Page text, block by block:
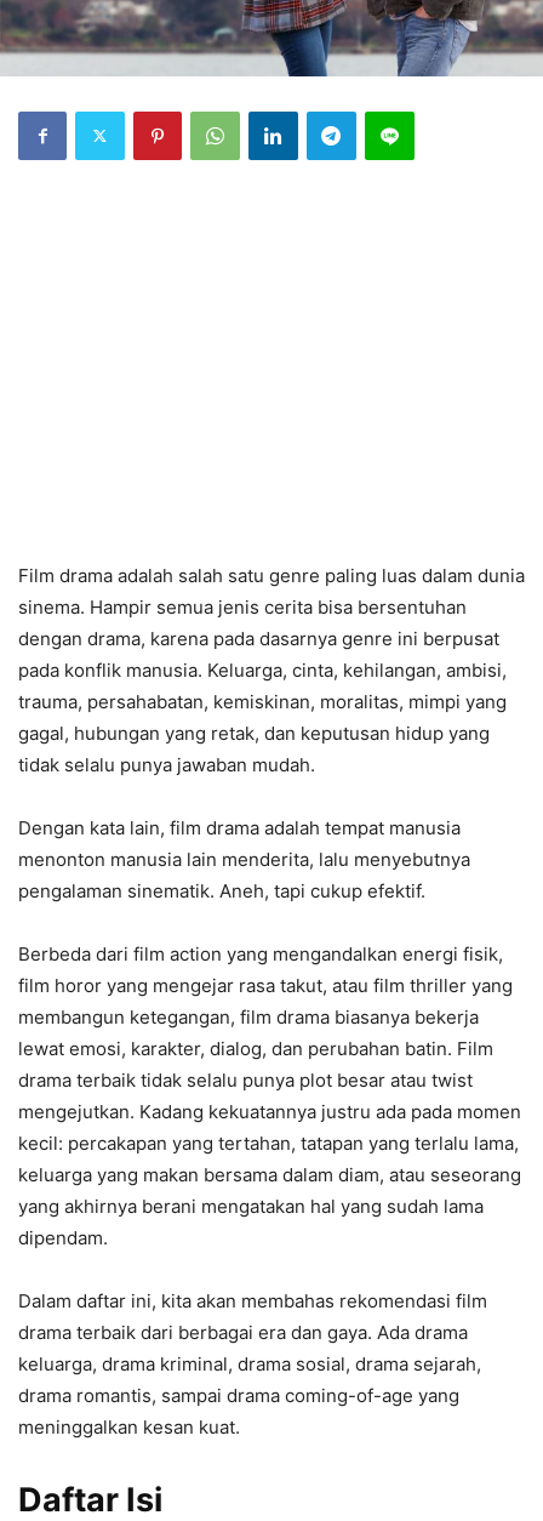
Film drama adalah salah satu genre paling luas dalam dunia
sinema. Hampir semua jenis cerita bisa bersentuhan
dengan drama, karena pada dasarnya genre ini berpusat
pada konflik manusia. Keluarga, cinta, kehilangan, ambisi,
trauma, persahabatan, kemiskinan, moralitas, mimpi yang
gagal, hubungan yang retak, dan keputusan hidup yang
tidak selalu punya jawaban mudah.
Dengan kata lain, film drama adalah tempat manusia
menonton manusia lain menderita, lalu menyebutnya
pengalaman sinematik. Aneh, tapi cukup efektif.
Berbeda dari film action yang mengandalkan energi fisik,
film horor yang mengejar rasa takut, atau film thriller yang
membangun ketegangan, film drama biasanya bekerja
lewat emosi, karakter, dialog, dan perubahan batin. Film
drama terbaik tidak selalu punya plot besar atau twist
mengejutkan. Kadang kekuatannya justru ada pada momen
kecil: percakapan yang tertahan, tatapan yang terlalu lama,
keluarga yang makan bersama dalam diam, atau seseorang
yang akhirnya berani mengatakan hal yang sudah lama
dipendam.
Dalam daftar ini, kita akan membahas rekomendasi film
drama terbaik dari berbagai era dan gaya. Ada drama
keluarga, drama kriminal, drama sosial, drama sejarah,
drama romantis, sampai drama coming-of-age yang
meninggalkan kesan kuat.
Daftar Isi